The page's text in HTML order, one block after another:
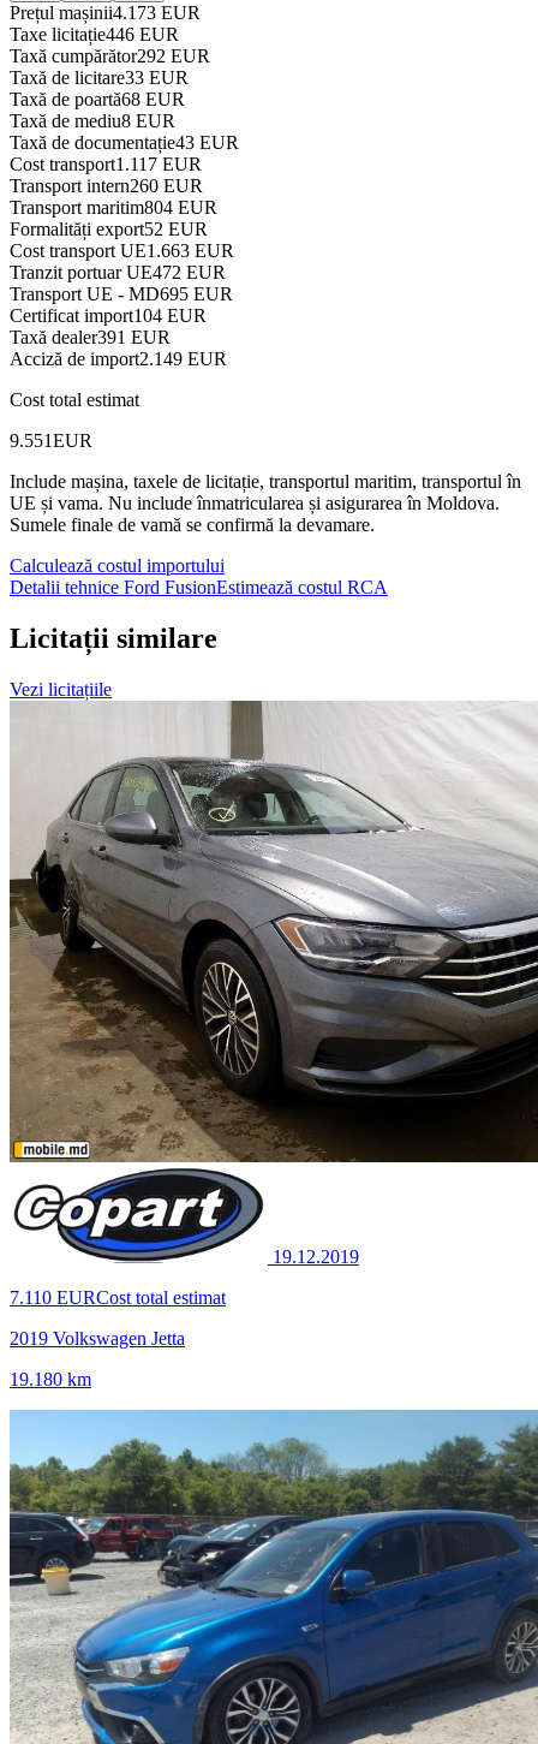
Prețul mașinii4.173 EUR
Taxe licitație446 EUR
Taxă cumpărător292 EUR
Taxă de licitare33 EUR
Taxă de poartă68 EUR
Taxă de mediu8 EUR
Taxă de documentație43 EUR
Cost transport1.117 EUR
Transport intern260 EUR
Transport maritim804 EUR
Formalități export52 EUR
Cost transport UE1.663 EUR
Tranzit portuar UE472 EUR
Transport UE - MD695 EUR
Certificat import104 EUR
Taxă dealer391 EUR
Acciză de import2.149 EUR
Cost total estimat
9.551EUR
Include mașina, taxele de licitație, transportul maritim, transportul în
UE și vama. Nu include înmatricularea și asigurarea în Moldova.
Sumele finale de vamă se confirmă la devamare.
Calculează costul importului
Detalii tehnice Ford FusionEstimează costul RCA
Licitații similare
Vezi licitațiile
19.12.2019
7.110 EURCost total estimat
2019 Volkswagen Jetta
19.180 km